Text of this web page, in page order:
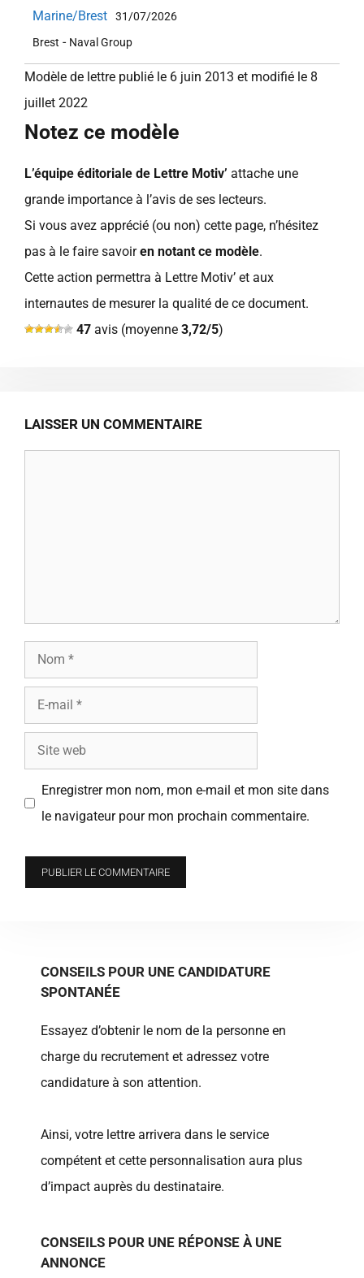
Marine/Brest
31/07/2026
Brest - Naval Group
Modèle de lettre publié le 6 juin 2013 et modifié le 8
juillet 2022
Notez ce modèle
L’équipe éditoriale de Lettre Motiv’ attache une
grande importance à l’avis de ses lecteurs.
Si vous avez apprécié (ou non) cette page, n’hésitez
pas à le faire savoiren notant ce modèle.
Cette action permettra à Lettre Motiv’ et aux
internautes de mesurer la qualité de ce document.
47 avis (moyenne 3,72/5)
LAISSER UN COMMENTAIRE
Nom
mail
Site
web
Enregistrer mon nom, mon e-mail et mon site dans
le navigateur pour mon prochain commentaire.
CONSEILS POUR UNE CANDIDATURE
SPONTANÉE
Essayez d’obtenir le nom de la personne en
charge du recrutement et adressez votre
candidature à son attention.
Ainsi, votre lettre arrivera dans le service
compétent et cette personnalisation aura plus
d’impact auprès du destinataire.
CONSEILS POUR UNE RÉPONSE À UNE
ANNONCE